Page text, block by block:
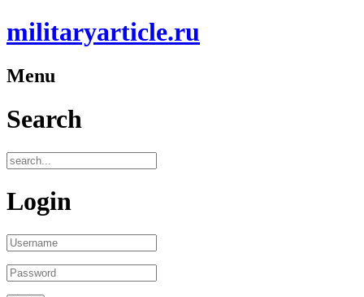
militaryarticle.ru
Menu
Search
Login